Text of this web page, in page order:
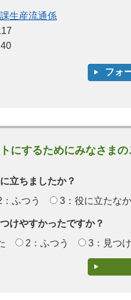
生産流通係
にするためにみなさま
立ちましたか？
：ふつう 3：役に立たな
けやすかったですか？
2：ふつう 3：見つ